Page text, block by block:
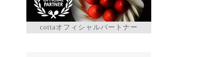
cottaオフィシャルパートナー